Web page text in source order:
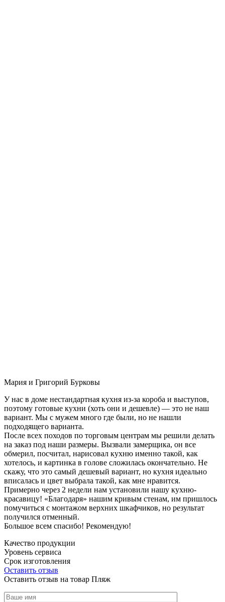
Мария и Григорий Бурковы
У нас в доме нестандартная кухня из-за короба и выступов,
поэтому готовые кухни (хоть они и дешевле) — это не наш
вариант. Мы с мужем много где были, но не нашли
подходящего варианта.
После всех походов по торговым центрам мы решили делать
на заказ под наши размеры. Вызвали замерщика, он все
обмерил, посчитал, нарисовал кухню именно такой, как
хотелось, и картинка в голове сложилась окончательно. Не
скажу, что это самый дешевый вариант, но кухня идеально
вписалась и цвет выбрала такой, как мне нравится.
Примерно через 2 недели нам установили нашу кухню-
красавицу! «Благодаря» нашим кривым стенам, им пришлось
помучиться с монтажом верхних шкафчиков, но результат
получился отменный.
Большое всем спасибо! Рекомендую!
Качество продукции
Уровень сервиса
Срок изготовления
Оставить отзыв
Оставить отзыв на товар Пляж